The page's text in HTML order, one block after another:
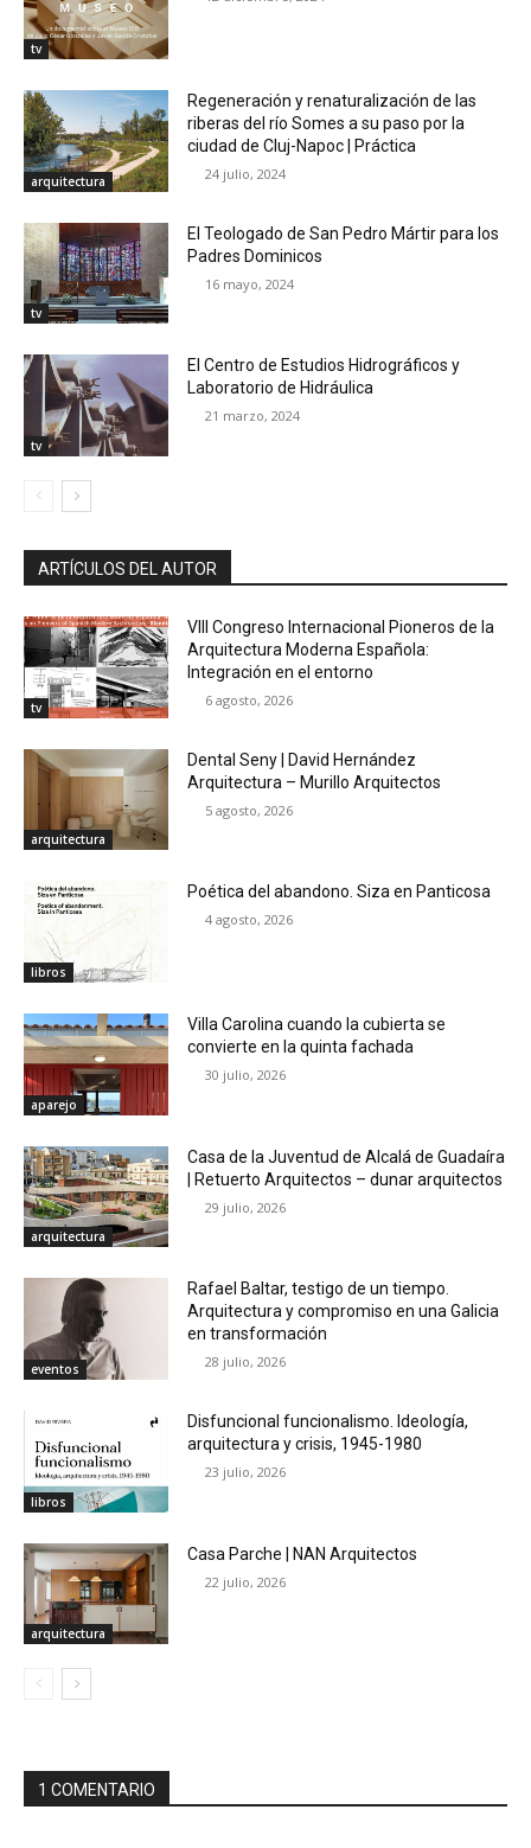
tv
arquitectura
Regeneración y renaturalización de las
riberas del río Somes a su paso por la
ciudad de Cluj-Napoc | Práctica
24 julio, 2024
tv
El Teologado de San Pedro Mártir para los
Padres Dominicos
16 mayo, 2024
tv
El Centro de Estudios Hidrográficos y
Laboratorio de Hidráulica
21 marzo, 2024
ARTÍCULOS DEL AUTOR
tv
VIII Congreso Internacional Pioneros de la
Arquitectura Moderna Española:
Integración en el entorno
6 agosto, 2026
arquitectura
Dental Seny | David Hernández
Arquitectura – Murillo Arquitectos
5 agosto, 2026
libros
Poética del abandono. Siza en Panticosa
4 agosto, 2026
aparejo
Villa Carolina cuando la cubierta se
convierte en la quinta fachada
30 julio, 2026
arquitectura
Casa de la Juventud de Alcalá de Guadaíra
| Retuerto Arquitectos – dunar arquitectos
29 julio, 2026
eventos
Rafael Baltar, testigo de un tiempo.
Arquitectura y compromiso en una Galicia
en transformación
28 julio, 2026
libros
Disfuncional funcionalismo. Ideología,
arquitectura y crisis, 1945-1980
23 julio, 2026
arquitectura
Casa Parche | NAN Arquitectos
22 julio, 2026
1 COMENTARIO